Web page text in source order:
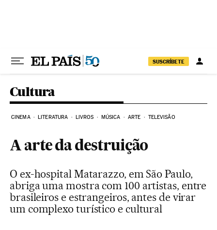
SUSCRÍBETE
Cultura
CINEMA LITERATURA LIVROS MÚSICA ARTE TELEVISÃO
A arte da destruição
O ex-hospital Matarazzo, em São Paulo,
abriga uma mostra com 100 artistas, entre
brasileiros e estrangeiros, antes de virar
um complexo turístico e cultural